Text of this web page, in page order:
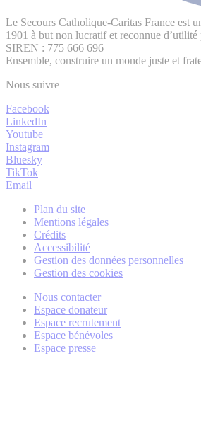
Le Secours Catholique-Caritas France est
1901 à but non lucratif et reconnue d’utilité
SIREN : 775 666 696
Ensemble, construire un monde juste et
Nous suivre
Facebook
LinkedIn
Youtube
Instagram
Bluesky
TikTok
Email
Plan du site
Mentions légales
Crédits
Accessibilité
Gestion des données personnelles
Gestion des cookies
Nous contacter
Espace donateur
Espace recrutement
Espace bénévoles
Espace presse